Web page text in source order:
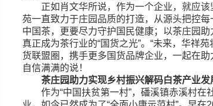
正如肖文华所说，作为一个企业，就应
苑一直致力于庄园品质的打造，从源头把控
中国茶，更要尽力守护国民健康；以茶庄园
真正成为茶行业的“国货之光”。“未来，华祥
货联盟圈，携手更多国货品牌企业，一起在
自信满满的说！
茶庄园助力实现乡村振兴解码白茶产业发
作为“中国扶贫第一村”，磻溪镇赤溪村